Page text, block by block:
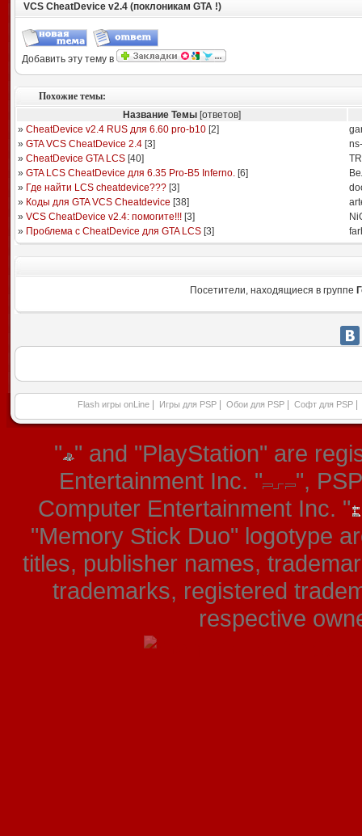
VCS CheatDevice v2.4 (поклоникам GTA !)
Добавить эту тему в
Похожие темы:
Название Темы[ответов]
» CheatDevice v2.4 RUS для 6.60 pro-b10[2]
» GTA VCS CheatDevice 2.4[3]
» CheatDevice GTA LCS[40]
» GTA LCS CheatDevice для 6.35 Pro-B5 Inferno.[6]
» Где найти LCS cheatdevice???[3]
» Коды для GTA VCS Cheatdevice [38]
» VCS CheatDevice v2.4: помогите!!![3]
» Проблема с CheatDevice для GTA LCS[3]
Посетители, находящиеся в группе
Flash игры onLine Игры для PSP Обои для PSP Софт для PSP
" " and "PlayStation" are
Entertainment Inc. "
",
Computer Entertainment Inc. "
"Memory Stick Duo" logotype
titles, publisher names,
trademarks, registered
respective